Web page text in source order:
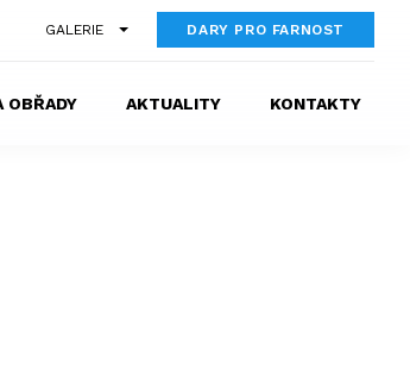
GALERIE DARY PRO FARNOST
OBŘADY AKTUALITY KONTAKTY